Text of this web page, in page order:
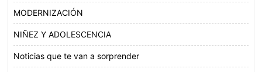
MODERNIZACIÓN
NIÑEZ Y ADOLESCENCIA
Noticias que te van a sorprender